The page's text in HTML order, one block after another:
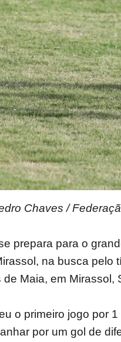
Chaves /
prepara para o
na busca pelo
Maia, em Mirassol,
o primeiro jogo por
por um gol de